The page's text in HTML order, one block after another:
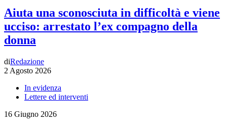
Aiuta una sconosciuta in difficoltà e viene
ucciso: arrestato l’ex compagno della
donna
diRedazione
2 Agosto 2026
In evidenza
Lettere ed interventi
16 Giugno 2026